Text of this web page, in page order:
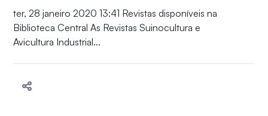
ter, 28 janeiro 2020 13:41 Revistas disponíveis na
Biblioteca Central As Revistas Suinocultura e
Avicultura Industrial...